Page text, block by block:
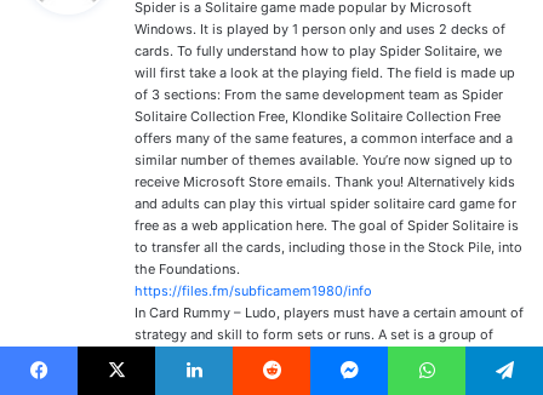
:
Spider is a Solitaire game made popular by Microsoft
Windows. It is played by 1 person only and uses 2 decks of
cards. To fully understand how to play Spider Solitaire, we
will first take a look at the playing field. The field is made up
of 3 sections: From the same development team as Spider
Solitaire Collection Free, Klondike Solitaire Collection Free
offers many of the same features, a common interface and a
similar number of themes available. You’re now signed up to
receive Microsoft Store emails. Thank you! Alternatively kids
and adults can play this virtual spider solitaire card game for
free as a web application here. The goal of Spider Solitaire is
to transfer all the cards, including those in the Stock Pile, into
the Foundations.
https://files.fm/subficamem1980/info
In Card Rummy – Ludo, players must have a certain amount of
strategy and skill to form sets or runs. A set is a group of
three or four cards of the same rank, while a run is a sequence
of three or more cards of the same suit in numerical order.